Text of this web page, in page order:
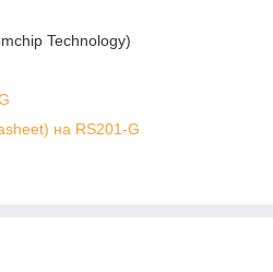
Technology)
на RS201-G